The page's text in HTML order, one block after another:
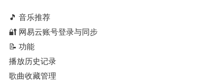
🎵 音乐推荐
🔐 网易云账号登录与同步
📝 功能
播放历史记录
歌曲收藏管理